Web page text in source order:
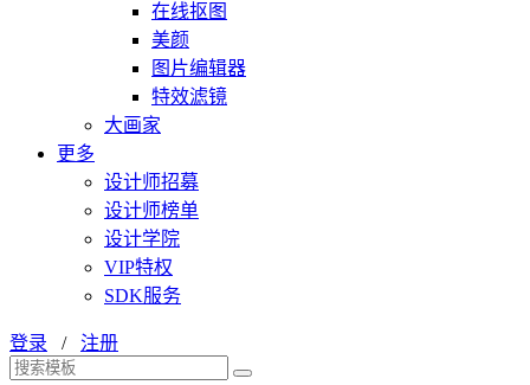
在线抠图
美颜
图片编辑器
特效滤镜
大画家
更多
设计师招募
设计师榜单
设计学院
VIP特权
SDK服务
登录 / 注册